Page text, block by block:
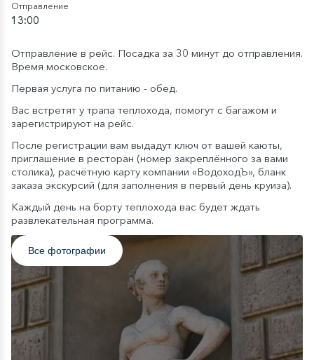
Отправление
13:00
Отправление в рейс. Посадка за 30 минут до отправления.
Время московское.
Первая услуга по питанию - обед.
Вас встретят у трапа теплохода, помогут с багажом и
зарегистрируют на рейс.
После регистрации вам выдадут ключ от вашей каюты,
приглашение в ресторан (номер закреплённого за вами
столика), расчётную карту компании «ВодоходЪ», бланк
заказа экскурсий (для заполнения в первый день круиза).
Каждый день на борту теплохода вас будет ждать
развлекательная программа.
Все фотографии